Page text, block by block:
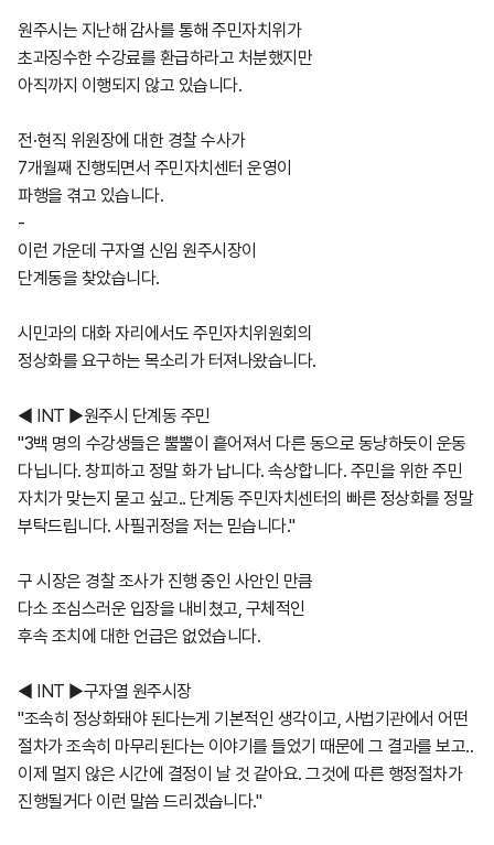
원주시는 지난해 감사를 통해 주민자치위가
초과징수한 수강료를 환급하라고 처분했지만
아직까지 이행되지 않고 있습니다.
전·현직 위원장에 대한 경찰 수사가
7개월째 진행되면서 주민자치센터 운영이
파행을 겪고 있습니다.
-
이런 가운데 구자열 신임 원주시장이
단계동을 찾았습니다.
시민과의 대화 자리에서도 주민자치위원회의
정상화를 요구하는 목소리가 터져나왔습니다.
◀ INT ▶원주시 단계동 주민
"3백 명의 수강생들은 뿔뿔이 흩어져서 다른 동으로 동냥하듯이 운동
다닙니다. 창피하고 정말 화가 납니다. 속상합니다. 주민을 위한 주민
자치가 맞는지 묻고 싶고.. 단계동 주민자치센터의 빠른 정상화를 정말
부탁드립니다. 사필귀정을 저는 믿습니다."
구 시장은 경찰 조사가 진행 중인 사안인 만큼
다소 조심스러운 입장을 내비쳤고, 구체적인
후속 조치에 대한 언급은 없었습니다.
◀ INT ▶구자열 원주시장
"조속히 정상화돼야 된다는게 기본적인 생각이고, 사법기관에서 어떤
절차가 조속히 마무리된다는 이야기를 들었기 때문에 그 결과를 보고..
이제 멀지 않은 시간에 결정이 날 것 같아요. 그것에 따른 행정절차가
진행될거다 이런 말씀 드리겠습니다."